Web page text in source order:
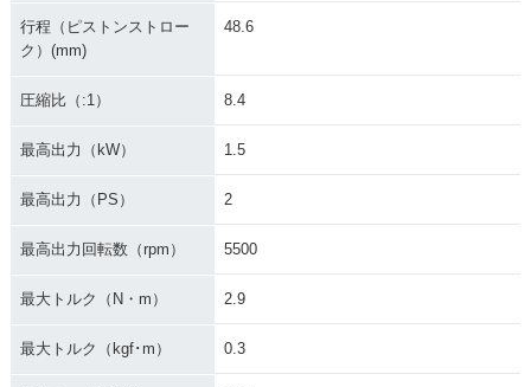
行程（ピストンストロー
ク）(mm)
48.6
圧縮比（:1） 8.4
最高出力（kW） 1.5
最高出力（PS） 2
最高出力回転数（rpm） 5500
最大トルク（N・m） 2.9
最大トルク（kgf･m） 0.3